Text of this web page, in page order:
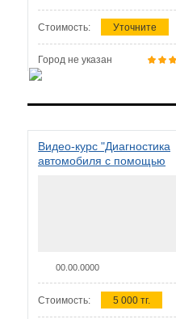
Стоимость: Уточните
Город не указан
Видео-курс "Диагностика
автомобиля с помощью
00.00.0000
Стоимость: 5 000 тг.